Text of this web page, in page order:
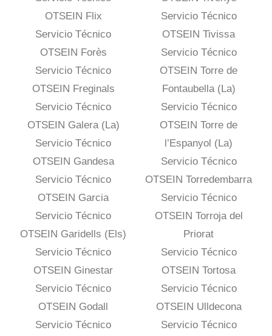
OTSEIN Flix
Servicio Técnico
OTSEIN Forès
Servicio Técnico
OTSEIN Freginals
Servicio Técnico
OTSEIN Galera (La)
Servicio Técnico
OTSEIN Gandesa
Servicio Técnico
OTSEIN Garcia
Servicio Técnico
OTSEIN Garidells (Els)
Servicio Técnico
OTSEIN Ginestar
Servicio Técnico
OTSEIN Godall
Servicio Técnico
Servicio Técnico
OTSEIN Tivissa
Servicio Técnico
OTSEIN Torre de
Fontaubella (La)
Servicio Técnico
OTSEIN Torre de
l’Espanyol (La)
Servicio Técnico
OTSEIN Torredembarra
Servicio Técnico
OTSEIN Torroja del
Priorat
Servicio Técnico
OTSEIN Tortosa
Servicio Técnico
OTSEIN Ulldecona
Servicio Técnico